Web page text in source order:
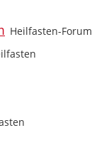
Heilfasten-Forum